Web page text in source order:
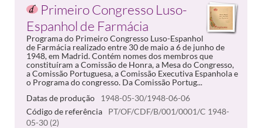
Primeiro Congresso Luso-
Espanhol de Farmácia
Programa do Primeiro Congresso Luso-Espanhol
de Farmácia realizado entre 30 de maio a 6 de junho de
1948, em Madrid. Contém nomes dos membros que
constituíram a Comissão de Honra, a Mesa do Congresso,
a Comissão Portuguesa, a Comissão Executiva Espanhola e
o Programa do congresso. Da Comissão Portug...
Datas de produção
1948-05-30/1948-06-06
Código de referência
PT/OF/CDF/B/001/0001/C 1948-
05-30 (2)